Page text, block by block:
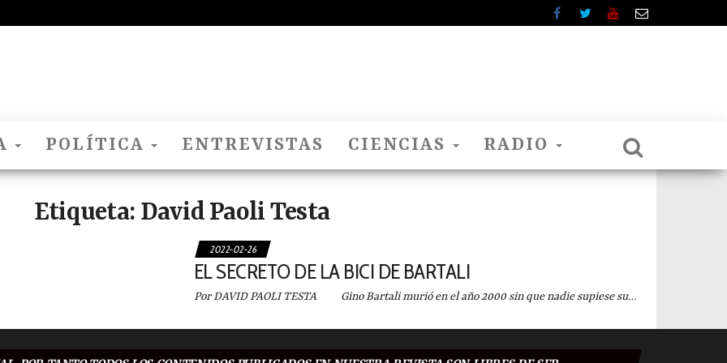
Cuco
POLÍTICA ENTREVISTAS CIENCIAS RADIO
Etiqueta: David Paoli Testa
2022-02-26
EL SECRETO DE LA BICI DE BARTALI
Por DAVID PAOLI TESTA Gino Bartali murió en el año 2000 sin que nadie supiese su…